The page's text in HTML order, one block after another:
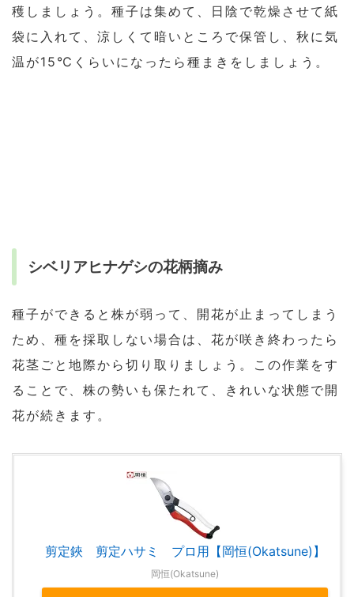
穫しましょう。種子は集めて、日陰で乾燥させて紙
袋に入れて、涼しくて暗いところで保管し、秋に気
温が15℃くらいになったら種まきをしましょう。
シベリアヒナゲシの花柄摘み
種子ができると株が弱って、開花が止まってしまう
ため、種を採取しない場合は、花が咲き終わったら
花茎ごと地際から切り取りましょう。この作業をす
ることで、株の勢いも保たれて、きれいな状態で開
花が続きます。
剪定鋏 剪定ハサミ プロ用【岡恒(Okatsune)】
岡恒(Okatsune)